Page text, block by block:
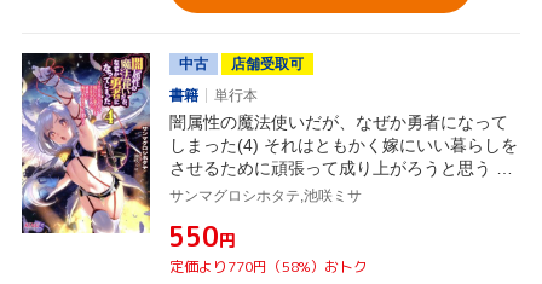
中古
店舗受取可
書籍
単行本
闇属性の魔法使いだが、なぜか勇者になって
しまった(4) それはともかく嫁にいい暮らしを
させるために頑張って成り上がろうと思う キ
ングノベルス
サンマグロシホタテ,池咲ミサ
¥550円
定価より770円（58%）おトク